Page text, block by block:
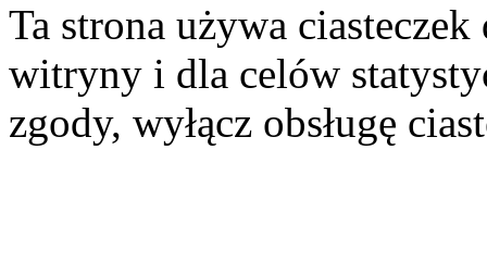
Ta strona używa
witryny i dla celów
zgody, wyłącz obsługę